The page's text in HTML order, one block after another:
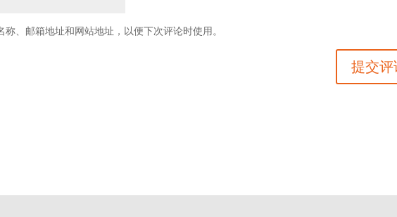
、邮箱地址和网站地址，以便下次评论时使用。